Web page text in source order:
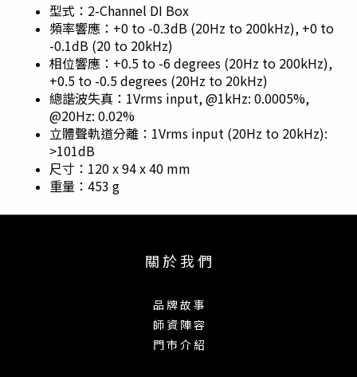
型式：2-Channel DI Box
頻率響應：+0 to -0.3dB (20Hz to 200kHz), +0 to
-0.1dB (20 to 20kHz)
相位響應：+0.5 to -6 degrees (20Hz to 200kHz),
+0.5 to -0.5 degrees (20Hz to 20kHz)
總諧波失真：1Vrms input, @1kHz: 0.0005%,
@20Hz: 0.02%
立體聲軌道分離：1Vrms input (20Hz to 20kHz):
>101dB
尺寸：120 x 94 x 40 mm
重量：453 g
關 於 我 們
品 牌 故 事
師 資 陣 容
門 市 介 紹